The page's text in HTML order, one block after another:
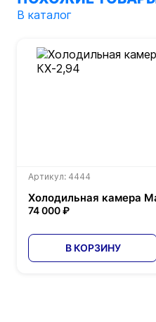
В каталог
Артикул: 4444
Холодильная камера
74 000 ₽
В КОРЗИНУ